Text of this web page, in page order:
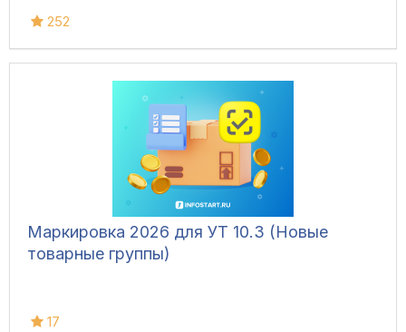
252
Маркировка 2026 для УТ 10.3 (Новые
товарные группы)
17